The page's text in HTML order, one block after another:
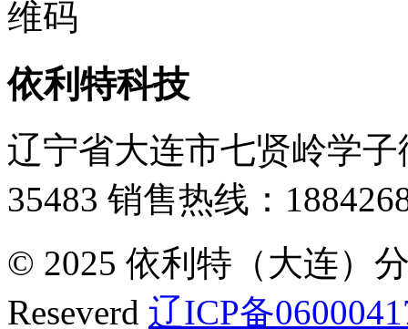
依利特科技
辽宁省大连市七贤岭学子
35483 销售热线：
© 2025 依利特（大连）
Reseverd 辽ICP备